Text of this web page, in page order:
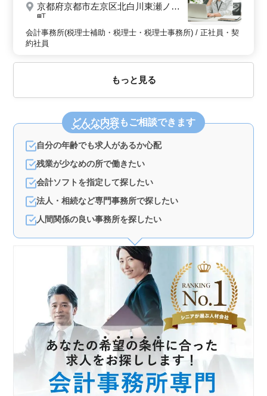
京都府京都市左京区北白川東瀬ノ内
町
会計事務所(税理士補助・税理士・税理士事務所) / 正社員・契
約社員
もっと見る
どんな内容もご相談できます
自分の年齢でも求人があるか心配
残業が少なめの所で働きたい
会計ソフトを指定して探したい
法人・相続など専門事務所で探したい
人間関係の良い事務所を探したい